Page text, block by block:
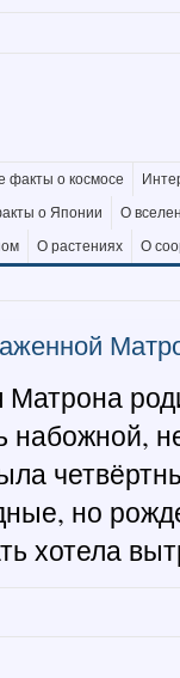
факты о космосе
о Японии
О
О растениях
О
набожной,
но
хотела